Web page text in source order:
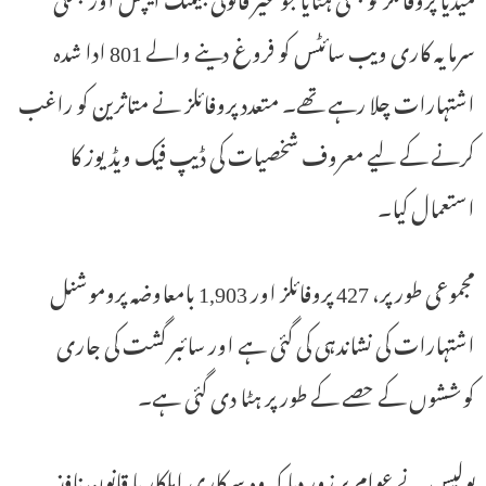
سرمایہ کاری ویب سائٹس کو فروغ دینے والے 801 ادا شدہ
اشتہارات چلا رہے تھے۔ متعدد پروفائلز نے متاثرین کو راغب
کرنے کے لیے معروف شخصیات کی ڈیپ فیک ویڈیوز کا
استعمال کیا۔
مجموعی طور پر، 427 پروفائلز اور 1,903 بامعاوضہ پروموشنل
اشتہارات کی نشاندہی کی گئی ہے اور سائبر گشت کی جاری
کوششوں کے حصے کے طور پر ہٹا دی گئی ہے۔